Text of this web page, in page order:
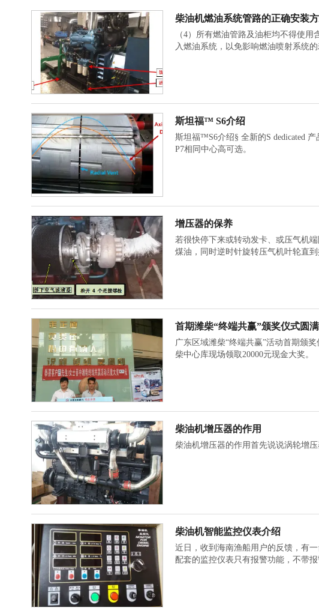
柴油机燃油系统管路的正确安装
（4）所有燃油管路及油柜均不得使
入燃油系统，以免影响燃油喷射系统的
斯坦福™ S6介绍
斯坦福™S6介绍§ 全新的S dedicated 产品系列采用了一整套 CoreCooling™技
P7相同中心高可选。
增压器的保养
若很快停下来或转动发卡、或压气机
煤油，同时逆时针旋转压气机叶轮直到
首期潍柴“终端共赢”颁奖仪式圆
广东区域潍柴“终端共赢”活动首期颁
柴中心库现场领取20000元现金大奖。
柴油机增压器的作用
柴油机增压器的作用首先说说涡轮增
柴油机智能监控仪表介绍
近日，收到海南渔船用户的反馈，有
配套的监控仪表只有报警功能，不带报